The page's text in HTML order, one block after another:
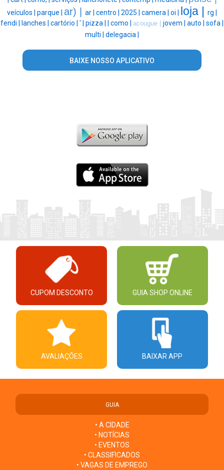
veículos | parque | ar) | ar | centro | 2025 | camera | oi | loja |
rg |
fendi |
lanches | cartório | ' | pizza | como | acougue | jovem | auto | sofa |
multi | delegacia |
BAIXE NOSSO APLICATIVO
CUPOM DESCONTO GUIA SHOP ONLINE
AVALIAÇÕES BAIXAR APP
GUIA
• A CIDADE
• NOTÍCIAS
• EVENTOS
• CLASSIFICADOS
• VAGAS DE EMPREGO